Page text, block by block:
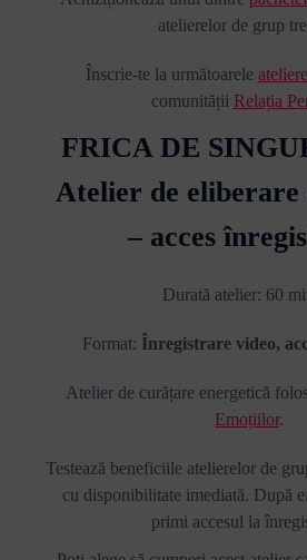
atelierelor de grup
Înscrie-te la următoarele
comunității Relația
FRICA DE
Atelier de eliberare
– acces
Durată atelier: 60
Format: Înregistrare video,
Atelier de curățare energetică
Emoțiilor.
Testează beneficiile atelierelor de
cu disponibilitate imediată. După
primi accesul la